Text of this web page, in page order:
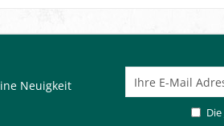
Neuigkeit
Die